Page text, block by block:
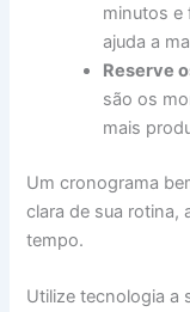
minutos e
ajuda a
Reserve
são os
mais
Um cronograma
clara de sua rotina,
tempo.
Utilize tecnologia a